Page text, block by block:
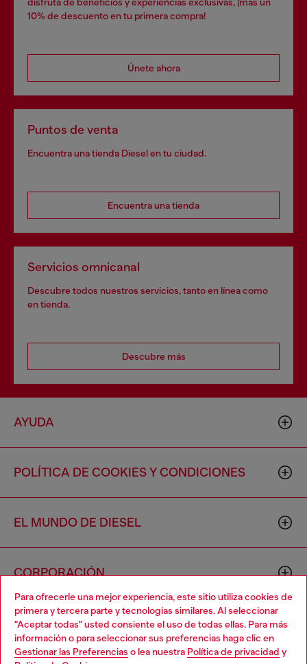
Para ofrecerle una mejor experiencia, este sitio utiliza cookies de
primera y tercera parte y tecnologías similares. Al seleccionar
"Aceptar todas" usted consiente el uso de todas ellas. Para más
información o para seleccionar sus preferencias haga clic en
Gestionar las Preferencias o lea nuestra Política de privacidad y
10% de descuento en tu primera compra!
Únete ahora
Puntos de venta
Encuentra una tienda Diesel en tu ciudad.
Encuentra una tienda
Servicios omnicanal
Descubre todos nuestros servicios, tanto en línea como
en tienda.
Descubre más
AYUDA
POLÍTICA DE COOKIES Y CONDICIONES
EL MUNDO DE DIESEL
CORPORACIÓN